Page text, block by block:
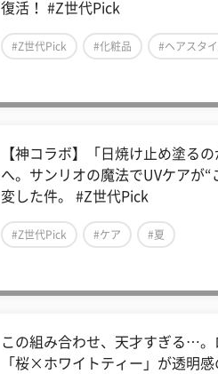
復活！ #Z世代Pick
#Z世代Pick #化粧品 #ヘアスタ
【神コラボ】「日焼け止め塗る
へ。サンリオの魔法でUVケアが“
変した件。 #Z世代Pick
#Z世代Pick #ケア #夏
この組み合わせ、天才すぎる…。
「桜×ホワイトティー」が透明